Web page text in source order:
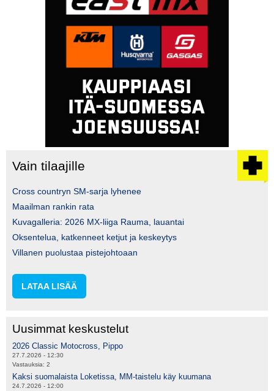
Vain tilaajille
Cross countryn SM-sarja lyhenee
Maailman rankin rata
Kuvagalleria: 2026 MX-liiga Rauma, lauantai
Oksentelua, katkenneet ketjut ja keskeytys
Villanen puolustaa pistejohtoaan
LATAA LISÄÄ
Uusimmat keskustelut
2026 Classic Motocross, Pippo
27.7.2026 - 12:30
Vastauksia: 2
Kaksi suomalaista Loketissa, MM-taistelu käy kuumana
24.7.2026 - 12:00